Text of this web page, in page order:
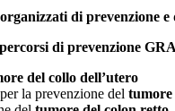
di prevenzione
di prevenzione
del collo dell’utero
la prevenzione del tumore